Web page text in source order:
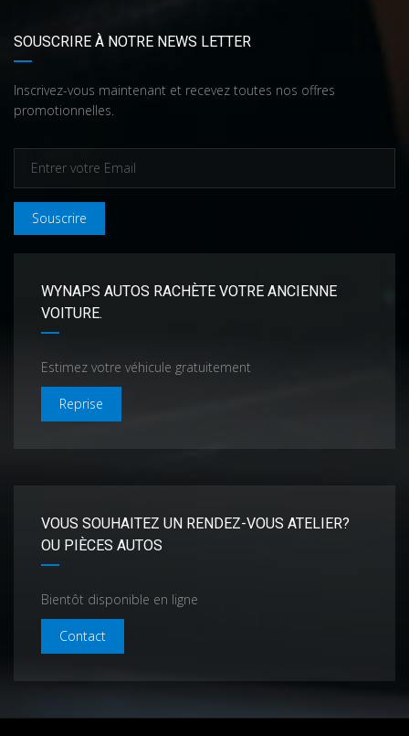
SOUSCRIRE À NOTRE NEWS LETTER
Inscrivez-vous maintenant et recevez toutes nos offres
promotionnelles.
Souscrire
WYNAPS AUTOS RACHÈTE VOTRE ANCIENNE
VOITURE.
Estimez votre véhicule gratuitement
Reprise
VOUS SOUHAITEZ UN RENDEZ-VOUS ATELIER?
OU PIÈCES AUTOS
Bientôt disponible en ligne
Contact